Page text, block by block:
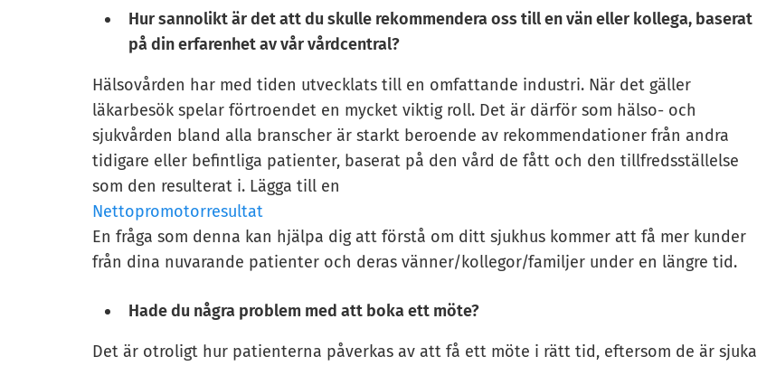
Hur sannolikt är det att du skulle rekommendera oss till en vän eller kollega, baserat
på din erfarenhet av vår vårdcentral?
Hälsovården har med tiden utvecklats till en omfattande industri. När det gäller
läkarbesök spelar förtroendet en mycket viktig roll. Det är därför som hälso- och
sjukvården bland alla branscher är starkt beroende av rekommendationer från andra
tidigare eller befintliga patienter, baserat på den vård de fått och den tillfredsställelse
som den resulterat i. Lägga till en
Nettopromotorresultat
En fråga som denna kan hjälpa dig att förstå om ditt sjukhus kommer att få mer kunder
från dina nuvarande patienter och deras vänner/kollegor/familjer under en längre tid.
Hade du några problem med att boka ett möte?
Det är otroligt hur patienterna påverkas av att få ett möte i rätt tid, eftersom de är sjuka